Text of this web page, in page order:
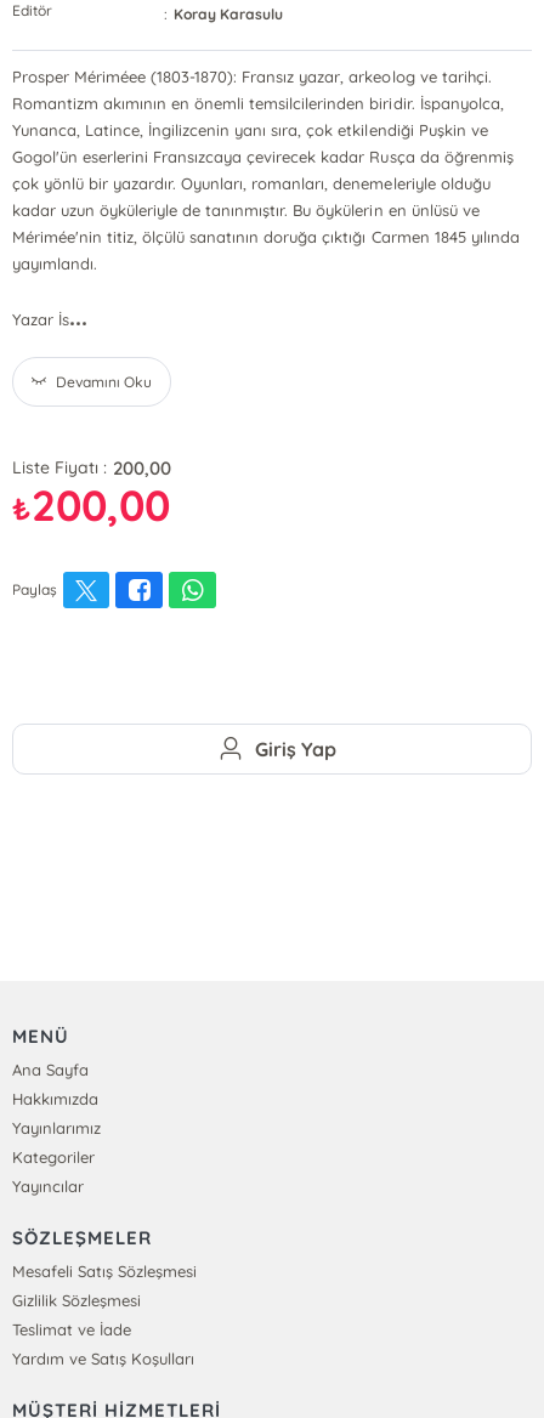
Editör
: Koray Karasulu
Prosper Mériméee (1803-1870): Fransız yazar, arkeolog ve tarihçi.
Romantizm akımının en önemli temsilcilerinden biridir. İspanyolca,
Yunanca, Latince, İngilizcenin yanı sıra, çok etkilendiği Puşkin ve
Gogol'ün eserlerini Fransızcaya çevirecek kadar Rusça da öğrenmiş
çok yönlü bir yazardır. Oyunları, romanları, denemeleriyle olduğu
kadar uzun öyküleriyle de tanınmıştır. Bu öykülerin en ünlüsü ve
Mérimée'nin titiz, ölçülü sanatının doruğa çıktığı Carmen 1845 yılında
yayımlandı.
Yazar İs...
Devamını Oku
Liste Fiyatı : 200,00
₺200,00
Paylaş
Giriş Yap
MENÜ
Ana Sayfa
Hakkımızda
Yayınlarımız
Kategoriler
Yayıncılar
SÖZLEŞMELER
Mesafeli Satış Sözleşmesi
Gizlilik Sözleşmesi
Teslimat ve İade
Yardım ve Satış Koşulları
MÜŞTERİ HİZMETLERİ